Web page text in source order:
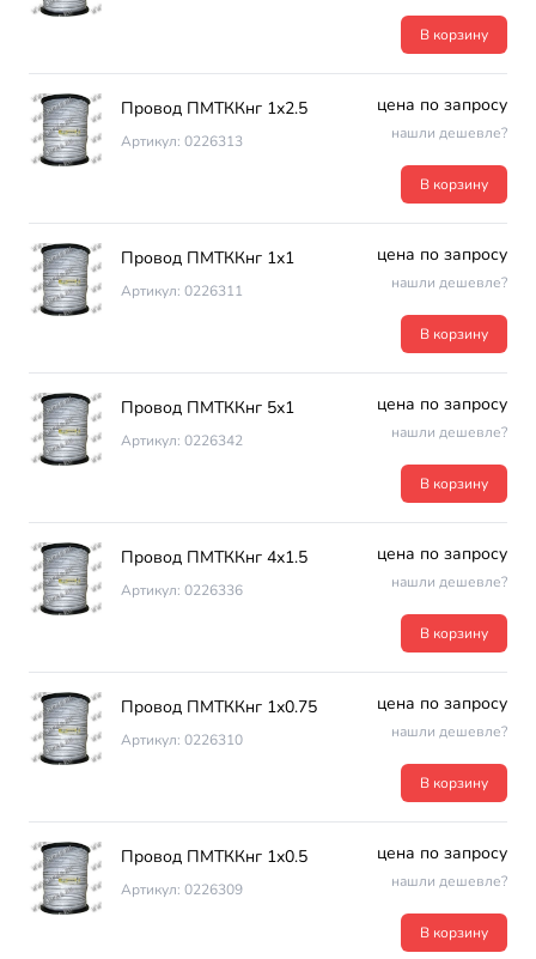
В корзину
Провод ПМТККнг 1х2.5
Артикул: 0226313
цена по запросу
нашли дешевле?
В корзину
Провод ПМТККнг 1х1
Артикул: 0226311
цена по запросу
нашли дешевле?
В корзину
Провод ПМТККнг 5х1
Артикул: 0226342
цена по запросу
нашли дешевле?
В корзину
Провод ПМТККнг 4х1.5
Артикул: 0226336
цена по запросу
нашли дешевле?
В корзину
Провод ПМТККнг 1х0.75
Артикул: 0226310
цена по запросу
нашли дешевле?
В корзину
Провод ПМТККнг 1х0.5
Артикул: 0226309
цена по запросу
нашли дешевле?
В корзину